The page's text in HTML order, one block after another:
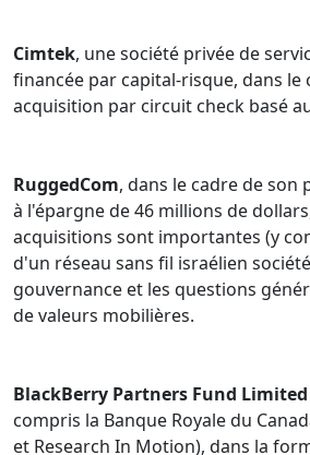
Cimtek, une société privée de
financée par capital-risque, dans le
acquisition par circuit check basé
RuggedCom, dans le cadre de son
à l'épargne de 46 millions de
acquisitions sont importantes (y
d'un réseau sans fil israélien
gouvernance et les questions
de valeurs mobilières.
BlackBerry Partners Fund
compris la Banque Royale du
et Research In Motion), dans la